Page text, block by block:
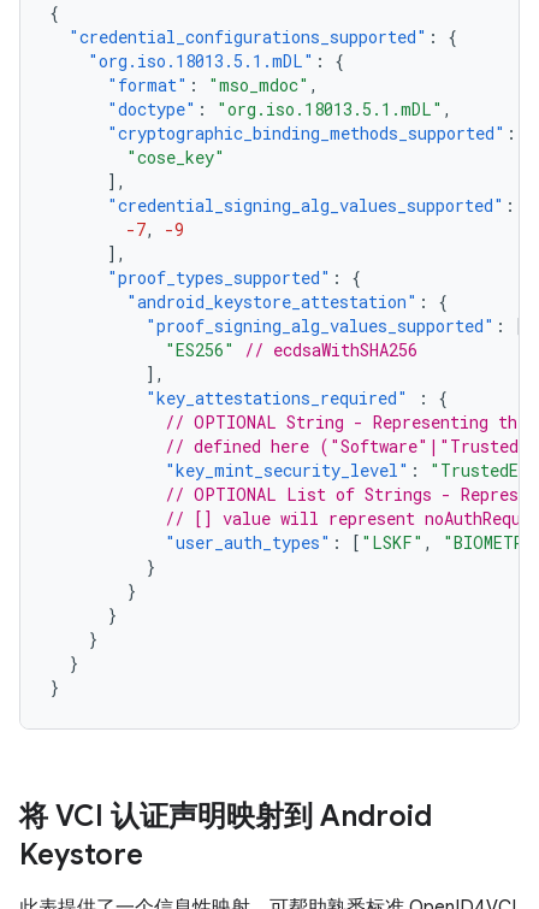
{
"credential_configurations_supported" :
{
"org.iso.18013.5.1.mDL" :
{
"format" : "mso_mdoc" ,
"doctype" : "org.iso.18013.5.1.mDL" ,
"cryptographic_binding_methods_supported" :
"cose_key"
],
"credential_signing_alg_values_supported" :
-7,
-9
],
"proof_types_supported" :
{
"android_keystore_attestation" :
{
"proof_signing_alg_values_supported" :
[
"ES256"
// ecdsaWithSHA256
],
"key_attestations_required"
:
{
// OPTIONAL String - Representing
// defined here
"key_mint_security_level" :
// OPTIONAL List of Strings -
// [] value will represent
"user_auth_types" : [ "LSKF" ,
}
}
}
}
}
}
将 VCI 认证声明映射到 Android
Keystore